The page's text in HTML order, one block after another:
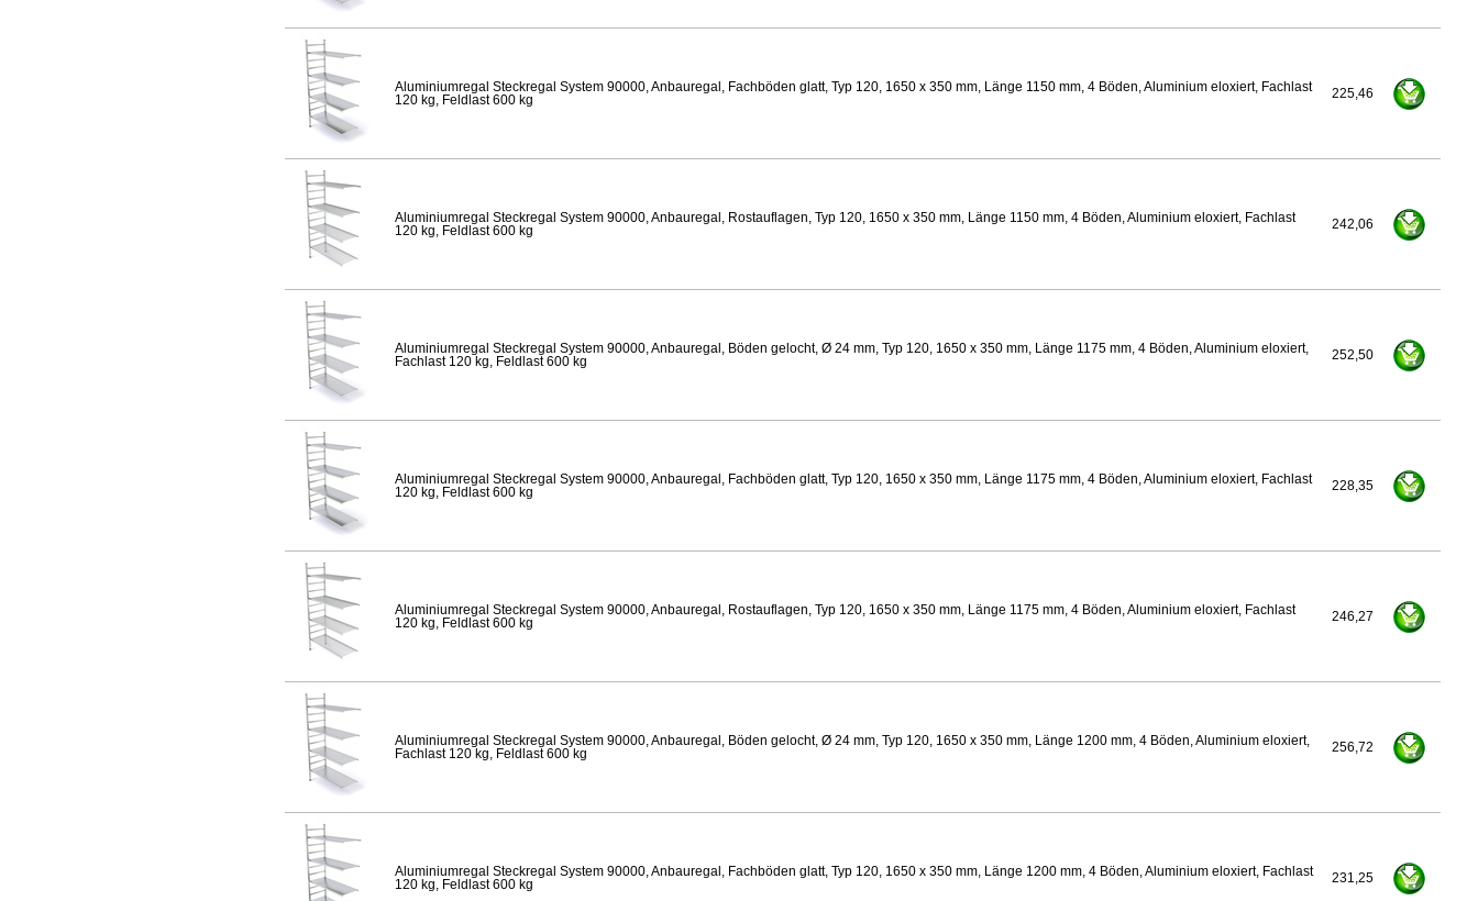
Aluminiumregal Steckregal System 90000, Anbauregal, Fachböden glatt, Typ 120, 1650 x 350 mm, Länge 1150 mm, 4 Böden, Aluminium eloxiert, Fachlast
120 kg, Feldlast 600 kg
225,46
Aluminiumregal Steckregal System 90000, Anbauregal, Rostauflagen, Typ 120, 1650 x 350 mm, Länge 1150 mm, 4 Böden, Aluminium eloxiert, Fachlast
120 kg, Feldlast 600 kg
242,06
Aluminiumregal Steckregal System 90000, Anbauregal, Böden gelocht, Ø 24 mm, Typ 120, 1650 x 350 mm, Länge 1175 mm, 4 Böden, Aluminium eloxiert,
Fachlast 120 kg, Feldlast 600 kg
252,50
Aluminiumregal Steckregal System 90000, Anbauregal, Fachböden glatt, Typ 120, 1650 x 350 mm, Länge 1175 mm, 4 Böden, Aluminium eloxiert, Fachlast
120 kg, Feldlast 600 kg
228,35
Aluminiumregal Steckregal System 90000, Anbauregal, Rostauflagen, Typ 120, 1650 x 350 mm, Länge 1175 mm, 4 Böden, Aluminium eloxiert, Fachlast
120 kg, Feldlast 600 kg
246,27
Aluminiumregal Steckregal System 90000, Anbauregal, Böden gelocht, Ø 24 mm, Typ 120, 1650 x 350 mm, Länge 1200 mm, 4 Böden, Aluminium eloxiert,
Fachlast 120 kg, Feldlast 600 kg
256,72
Aluminiumregal Steckregal System 90000, Anbauregal, Fachböden glatt, Typ 120, 1650 x 350 mm, Länge 1200 mm, 4 Böden, Aluminium eloxiert, Fachlast
120 kg, Feldlast 600 kg
231,25